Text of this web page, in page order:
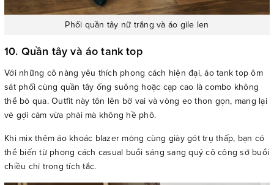
Phối quần tây nữ trắng và áo gile len
10. Quần tây và áo tank top
Với những cô nàng yêu thích phong cách hiện đại, áo tank top ôm
sát phối cùng quần tây ống suông hoặc cạp cao là combo không
thể bỏ qua. Outfit này tôn lên bờ vai và vòng eo thon gọn, mang lại
vẻ gợi cảm vừa phải mà không hề phô.
Khi mix thêm áo khoác blazer mỏng cùng giày gót trụ thấp, bạn có
thể biến từ phong cách casual buổi sáng sang quý cô công sở buổi
chiều chỉ trong tích tắc.